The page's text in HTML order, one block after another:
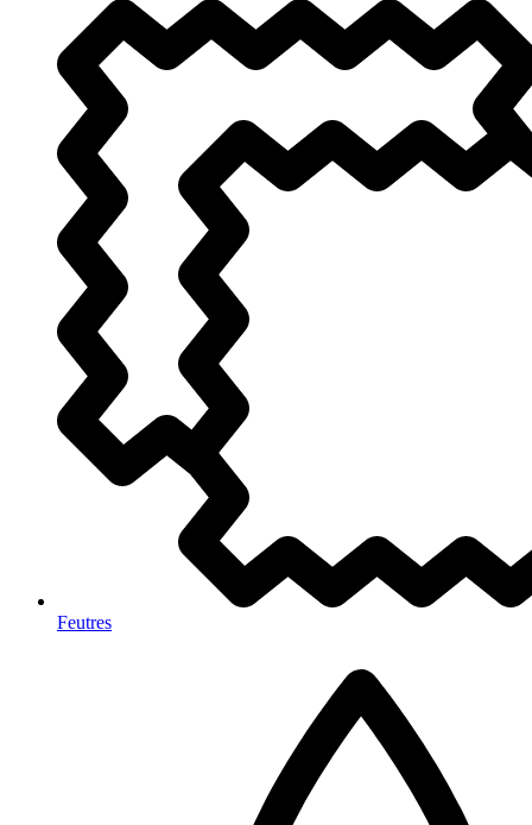
Feutres